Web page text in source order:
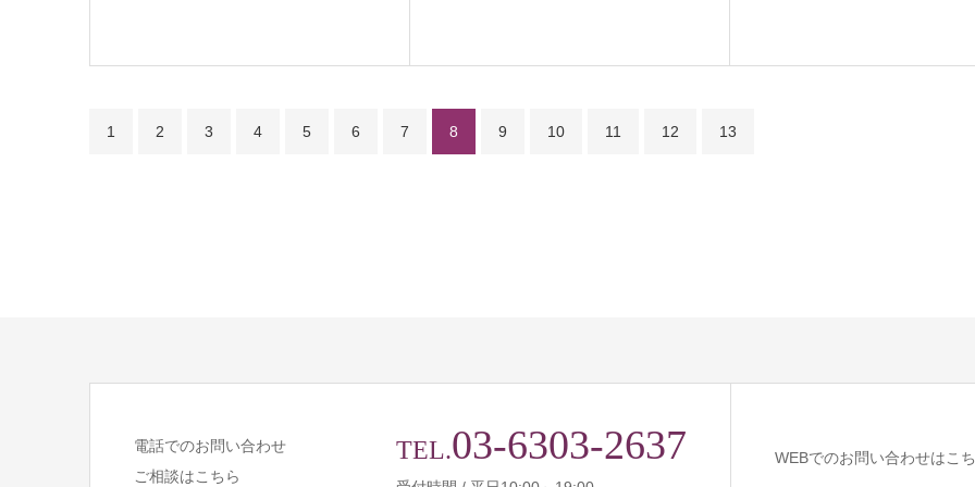
1 2 3 4 5 6 7 8 9 10 11 12 13
電話でのお問い合わせ
ご相談はこちら
TEL.03-6303-2637 WEBでのお問い合わせはこ